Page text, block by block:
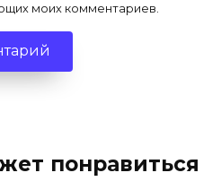
моих комментариев.
понравиться